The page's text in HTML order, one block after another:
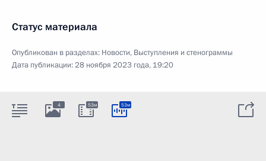
Статус материала
Опубликован в разделах: Новости, Выступления и стенограммы
Дата публикации:28 ноября 2023 года, 19:20
4 53м 53м